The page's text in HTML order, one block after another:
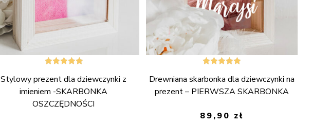
5.00 na 5
Stylowy prezent dla dziewczynki z
imieniem -SKARBONKA
OSZCZĘDNOŚCI
5.00na 5
Drewniana skarbonka dla dziewczynki na
prezent – PIERWSZA SKARBONKA
89,90 zł